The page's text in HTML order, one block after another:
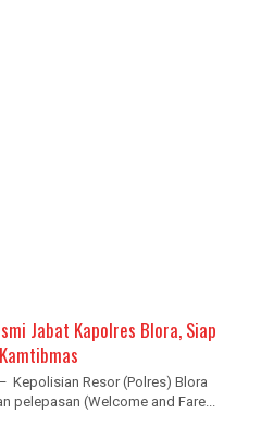
Jabat Kapolres Blora, Siap
Kepolisian Resor (Polres) Blora
pelepasan (Welcome and Fare...